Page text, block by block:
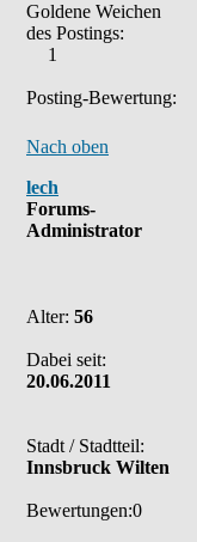
Goldene Weichen
des Postings:
1
Posting-Bewertung:
Nach oben
lech
Forums-
Administrator
Alter: 56
Dabei seit:
20.06.2011
Stadt / Stadtteil:
Innsbruck Wilten
Bewertungen:0